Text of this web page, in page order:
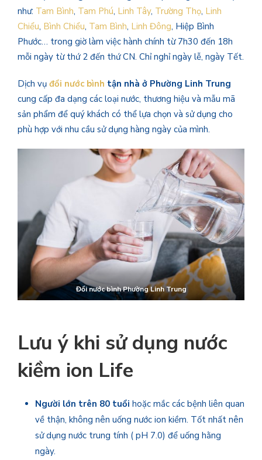
như: Tam Bình, Tam Phú, Linh Tây, Trường Thọ, Linh
Chiểu, Bình Chiểu, Tam Bình, Linh Đông, Hiệp Bình
Phước… trong giờ làm việc hành chính từ 7h30 đến 18h
mỗi ngày từ thứ 2 đến thứ CN. Chỉ nghỉ ngày lễ, ngày Tết.
Dịch vụ đổi nước bình tận nhà ở Phường Linh Trung
cung cấp đa dạng các loại nước, thương hiệu và mẫu mã
sản phẩm để quý khách có thể lựa chọn và sử dụng cho
phù hợp với nhu cầu sử dụng hàng ngày của mình.
Đổi nước bìnhPhường Linh Trung
Lưu ý khi sử dụng nước
kiềm ion Life
Người lớn trên 80 tuổi hoặc mắc các bệnh liên quan
về thận, không nên uống nước ion kiềm. Tốt nhất nên
sử dụng nước trung tính ( pH 7.0) để uống hằng
ngày.